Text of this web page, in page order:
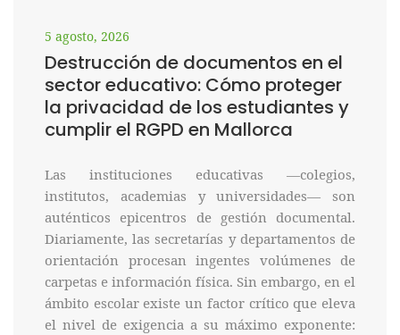
5 agosto, 2026
Destrucción de documentos en el
sector educativo: Cómo proteger
la privacidad de los estudiantes y
cumplir el RGPD en Mallorca
Las instituciones educativas —colegios,
institutos, academias y universidades— son
auténticos epicentros de gestión documental.
Diariamente, las secretarías y departamentos de
orientación procesan ingentes volúmenes de
carpetas e información física. Sin embargo, en el
ámbito escolar existe un factor crítico que eleva
el nivel de exigencia a su máximo exponente: